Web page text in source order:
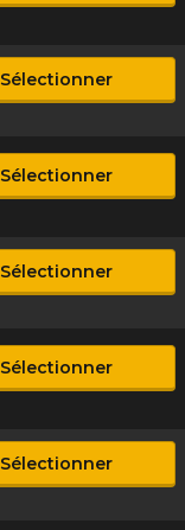
Sélectionner
Sélectionner
Sélectionner
Sélectionner
Sélectionner